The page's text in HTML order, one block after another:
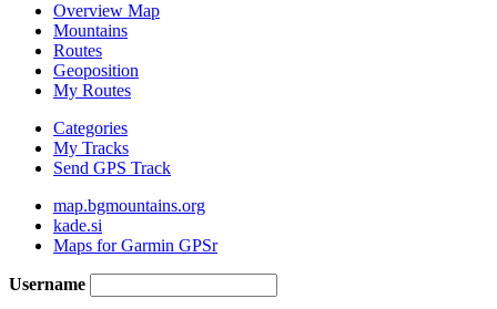
Overview Map
Mountains
Routes
Geoposition
My Routes
Categories
My Tracks
Send GPS Track
map.bgmountains.org
kade.si
Maps for Garmin GPSr
Username